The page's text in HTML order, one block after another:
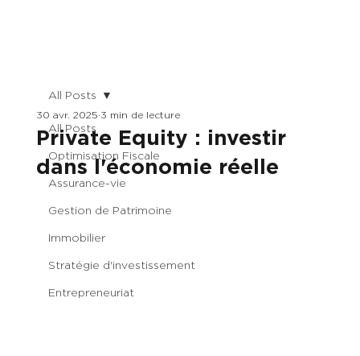
All Posts
Optimisation Fiscale
Assurance-vie
Gestion de Patrimoine
Immobilier
Stratégie d'investissement
Entrepreneuriat
All Posts
Private Equity : investir
dans l'économie réelle
30 avr. 2025 3 min de lecture